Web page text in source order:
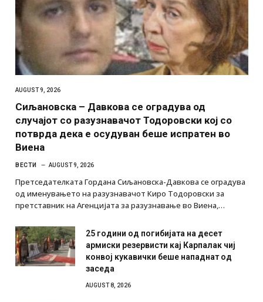
AUGUST 9, 2026
Сиљановска – Давкова се оградува од
случајот со разузнавачот Тодоровски кој со
потврда дека е осудуван беше испратен во
Виена
ВЕСТИ AUGUST 9, 2026
Претседателката Гордана Сиљановска-Давкова се оградува
од именувањето на разузнавачот Киро Тодоровски за
претставник на Агенцијата за разузнавање во Виена,…
25 години од погибијата на десет
армиски резервисти кај Карпалак чиј
конвој кукавички беше нападнат од
заседа
AUGUST 8, 2026